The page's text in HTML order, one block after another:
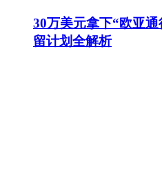
30万美元拿下“欧亚
留计划全解析